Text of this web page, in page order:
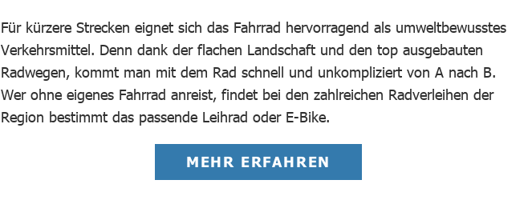
Für kürzere Strecken eignet sich das Fahrrad hervorragend als umweltbewusstes
Verkehrsmittel. Denn dank der flachen Landschaft und den top ausgebauten
Radwegen, kommt man mit dem Rad schnell und unkompliziert von A nach B.
Wer ohne eigenes Fahrrad anreist, findet bei den zahlreichen Radverleihen der
Region bestimmt das passende Leihrad oder E-Bike.
MEHR ERFAHREN